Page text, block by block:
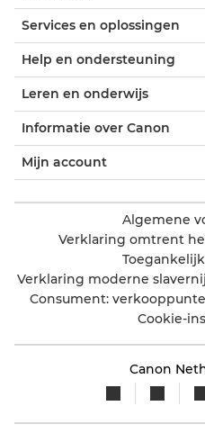
Services en oplossingen
Help en ondersteuning
Leren en onderwijs
Informatie over Canon
Mijn account
Algemene
Verklaring omtrent
Verklaring moderne
Consument:
Cookie-
Canon